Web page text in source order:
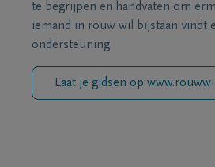
te begrijpen en handvaten om
iemand in rouw wil bijstaan vindt
ondersteuning.
Laat je gidsen op